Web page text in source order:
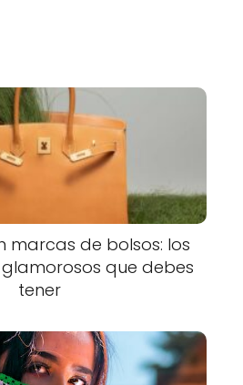
marcas de bolsos: los
que debes
tener